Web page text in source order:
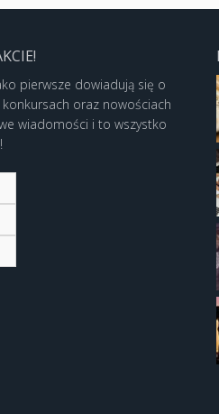
pierwsze dowiadują się o
oraz nowościach
wiadomości i to wszystko